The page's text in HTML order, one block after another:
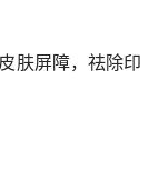
肤屏障，祛除印